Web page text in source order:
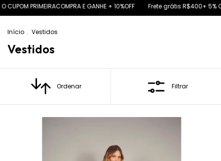
PRIMEIRACOMPRA E GANHE + 10%OFF Frete grátis R$400+ 5% OFF no
Início . Vestidos
Vestidos
Ordenar Filtrar